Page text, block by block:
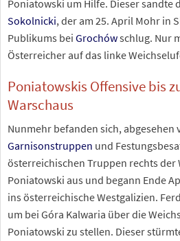
Poniatowski um Hilfe. Dieser sandte
Sokolnicki, der am 25. April Mohr in
Publikums bei Grochówschlug. Nur
Österreicher auf das linke
Poniatowskis Offensive bis
Warschaus
Nunmehr befanden sich, abgesehen
Garnisonstruppen und
österreichischen Truppen rechts der
Poniatowski aus und begann Ende
ins österreichische Westgalizien.
um bei Góra Kalwaria über die
Poniatowski zu stellen. Dieser